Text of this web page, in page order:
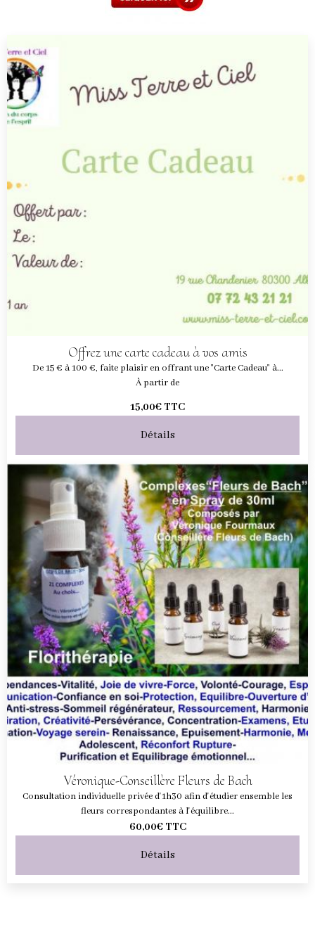
Offrez une carte cadeau à vos amis
De 15 € à 100 €, faite plaisir en offrant une "Carte Cadeau" à...
À partir de
15,00€ TTC
Détails
Véronique-Conseillère Fleurs de Bach
Consultation individuelle privée d'1h30 afin d'étudier ensemble les
fleurs correspondantes à l'équilibre...
60,00€ TTC
Détails